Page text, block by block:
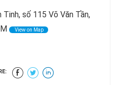
Tinh, số 115 Võ Văn Tần,
View on Map